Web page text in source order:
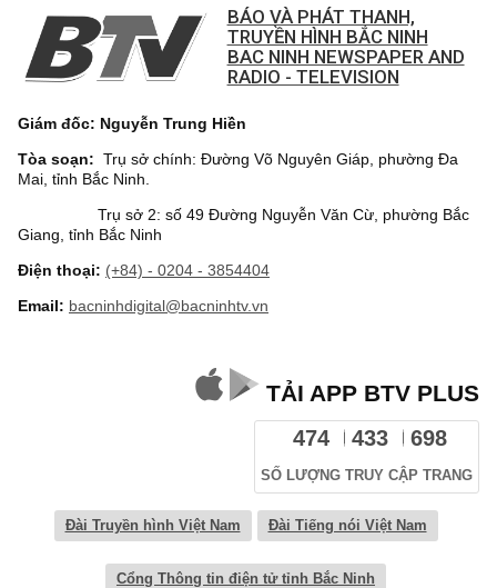
BÁO VÀ PHÁT THANH,
TRUYỀN HÌNH BẮC NINH
BAC NINH NEWSPAPER AND
RADIO - TELEVISION
Giám đốc: Nguyễn Trung Hiền
Tòa soạn: Trụ sở chính: Đường Võ Nguyên Giáp, phường Đa
Mai, tỉnh Bắc Ninh.
Trụ sở 2: số 49 Đường Nguyễn Văn Cừ, phường Bắc
Giang, tỉnh Bắc Ninh
Điện thoại: (+84) - 0204 - 3854404
Email: bacninhdigital@bacninhtv.vn
TẢI APP BTV PLUS
474 433 698
SỐ LƯỢNG TRUY CẬP TRANG
Đài Truyền hình Việt Nam Đài Tiếng nói Việt Nam
Cổng Thông tin điện tử tỉnh Bắc Ninh